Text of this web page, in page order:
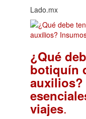
Lado.mx
¿Qué
botiquín
viajes.